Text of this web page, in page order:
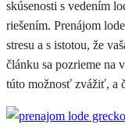
skúsenosti s vedením
riešením. Prenájom
stresu a s istotou, že
článku sa pozrieme na
túto možnosť zvážiť, a